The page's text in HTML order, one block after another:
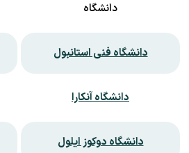
دانشگاه
دانشگاه فنی استانبول
دانشگاه آنکارا
دانشگاه دوکوز ایلول